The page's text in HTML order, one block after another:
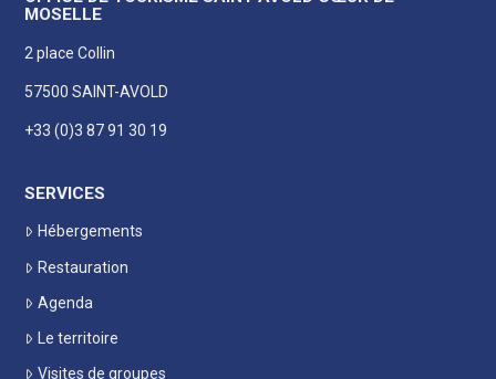
MOSELLE
2 place Collin
57500 SAINT-AVOLD
+33 (0)3 87 91 30 19
SERVICES
Hébergements
Restauration
Agenda
Le territoire
Visites de groupes